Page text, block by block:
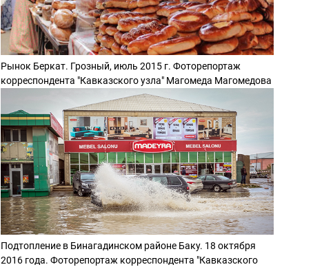
Рынок Беркат. Грозный, июль 2015 г. Фоторепортаж
корреспондента "Кавказского узла" Магомеда Магомедова
Подтопление в Бинагадинском районе Баку. 18 октября
2016 года. Фоторепортаж корреспондента "Кавказского